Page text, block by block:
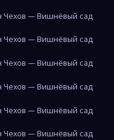
Чехов — Вишнёвый сад
Чехов — Вишнёвый сад
Чехов — Вишнёвый сад
Чехов — Вишнёвый сад
Чехов — Вишнёвый сад
Чехов — Вишнёвый сад